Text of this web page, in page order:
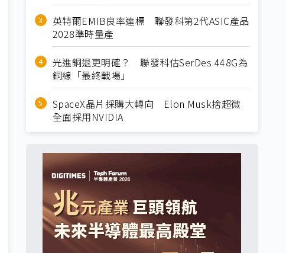
英特爾EMIB良率達標 聯發科第2代ASIC產品
2028準時量產
光進銅退更明確？ 聯發科估SerDes 448G為
銅線「最終戰場」
SpaceX晶片採購大轉向 Elon Musk捨超微
全面採用NVIDIA